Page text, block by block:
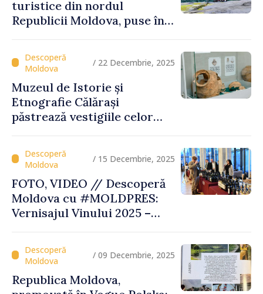
turistice din nordul
Republicii Moldova, puse în
/ 22 Decembrie, 2025
Muzeul de Istorie și
Etnografie Călărași
păstrează vestigiile celor
/ 15 Decembrie, 2025
FOTO, VIDEO // Descoperă
Moldova cu #MOLDPRES:
Vernisajul Vinului 2025 –
semnul Vinului Moldovei
/ 09 Decembrie, 2025
Republica Moldova,